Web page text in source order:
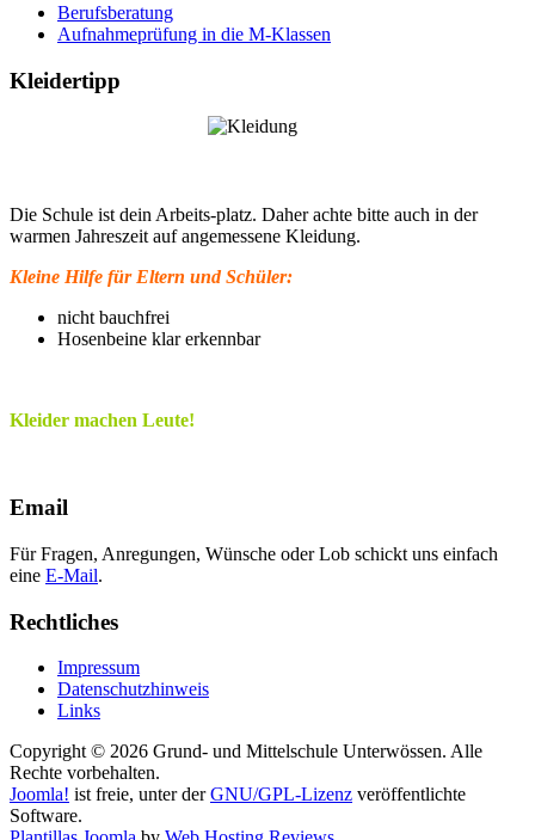
Berufsberatung
Aufnahmeprüfung in die M-Klassen
Kleidertipp
Die Schule ist dein Arbeits-platz. Daher achte bitte auch in der
warmen Jahreszeit auf angemessene Kleidung.
Kleine Hilfe für Eltern und Schüler:
nicht bauchfrei
Hosenbeine klar erkennbar
Kleider machen Leute!
Email
Für Fragen, Anregungen, Wünsche oder Lob schickt uns einfach
eine E-Mail.
Rechtliches
Impressum
Datenschutzhinweis
Links
Copyright © 2026 Grund- und Mittelschule Unterwössen. Alle
Rechte vorbehalten.
Joomla! ist freie, unter derGNU/GPL-Lizenz veröffentlichte
Software.